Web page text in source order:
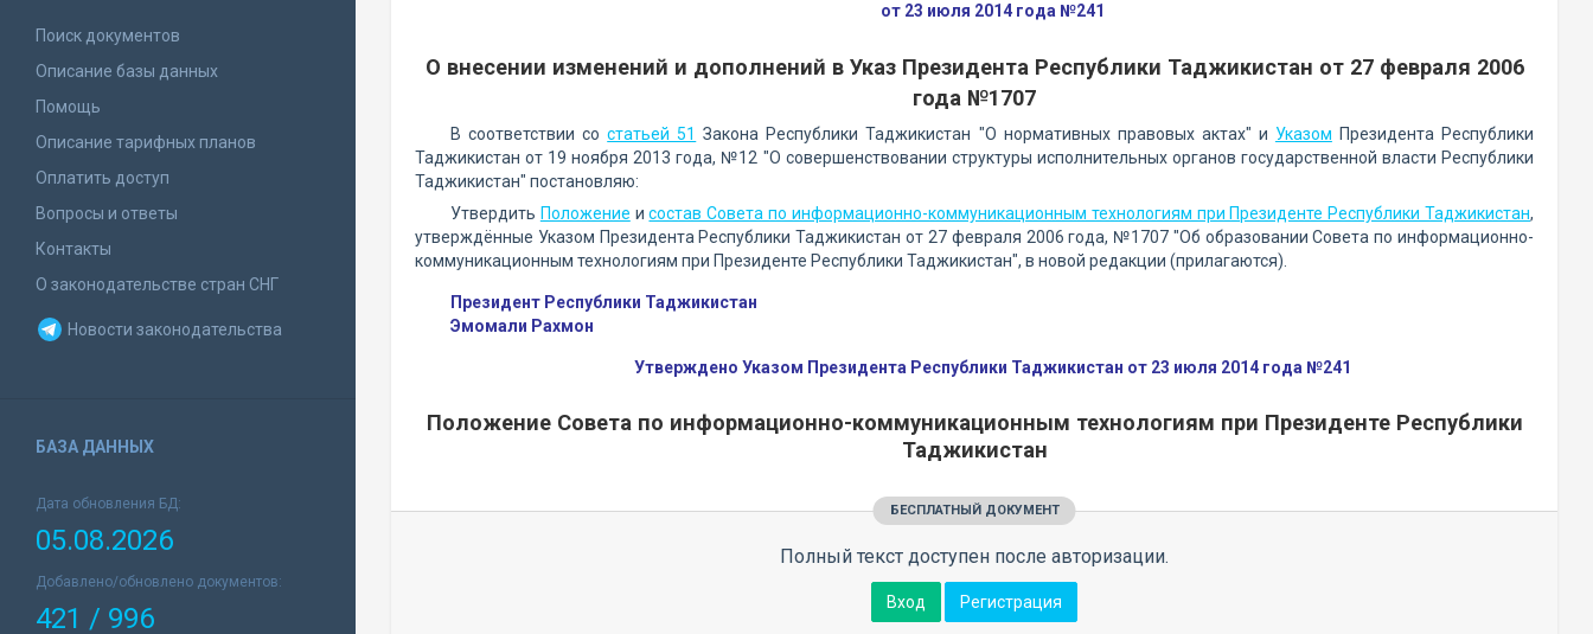
Поиск документов
Описание базы данных
Помощь
Описание тарифных планов
Оплатить доступ
Вопросы и ответы
Контакты
О законодательстве стран СНГ
Новости законодательства
БАЗА ДАННЫХ
Дата обновления БД:
05.08.2026
Добавлено/обновлено документов:
421 / 996
от 23 июля 2014 года №241
О внесении изменений и дополнений в Указ Президента Республики Таджикистан от 27 февраля 2006
года №1707
В соответствии состатьей 51 Закона Республики Таджикистан "О нормативных правовых актах" и Указом Президента Республики
Таджикистан от 19 ноября 2013 года, №12 "О совершенствовании структуры исполнительных органов государственной власти Республики
Таджикистан" постановляю:
Утвердить Положение исостав Совета по информационно-коммуникационным технологиям при Президенте Республики Таджикистан,
утверждённые Указом Президента Республики Таджикистан от 27 февраля 2006 года, №1707 "Об образовании Совета по информационно-
коммуникационным технологиям при Президенте Республики Таджикистан", в новой редакции (прилагаются).
Президент Республики Таджикистан
Эмомали Рахмон
Утверждено Указом Президента Республики Таджикистан от 23 июля 2014 года №241
Положение Совета по информационно-коммуникационным технологиям при Президенте Республики
Таджикистан
БЕСПЛАТНЫЙ ДОКУМЕНТ
Полный текст доступен после авторизации.
Вход Регистрация